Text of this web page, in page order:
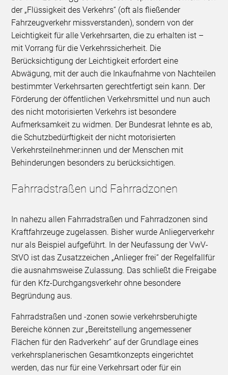
der „Flüssigkeit des Verkehrs“ (oft als fließender
Fahrzeugverkehr missverstanden), sondern von der
Leichtigkeit für alle Verkehrsarten, die zu erhalten ist –
mit Vorrang für die Verkehrssicherheit. Die
Berücksichtigung der Leichtigkeit erfordert eine
Abwägung, mit der auch die Inkaufnahme von Nachteilen
bestimmter Verkehrsarten gerechtfertigt sein kann. Der
Förderung der öffentlichen Verkehrsmittel und nun auch
des nicht motorisierten Verkehrs ist besondere
Aufmerksamkeit zu widmen. Der Bundesrat lehnte es ab,
die Schutzbedürftigkeit der nicht motorisierten
Verkehrsteilnehmer:innen und der Menschen mit
Behinderungen besonders zu berücksichtigen.
Fahrradstraßen und Fahrradzonen
In nahezu allen Fahrradstraßen und Fahrradzonen sind
Kraftfahrzeuge zugelassen. Bisher wurde Anliegerverkehr
nur als Beispiel aufgeführt. In der Neufassung der VwV-
StVO ist das Zusatzzeichen „Anlieger frei“ der Regelfallfür
die ausnahmsweise Zulassung. Das schließt die Freigabe
für den Kfz-Durchgangsverkehr ohne besondere
Begründung aus.
Fahrradstraßen und -zonen sowie verkehrsberuhigte
Bereiche können zur „Bereitstellung angemessener
Flächen für den Radverkehr“ auf der Grundlage eines
verkehrsplanerischen Gesamtkonzepts eingerichtet
werden, das nur für eine Verkehrsart oder für ein